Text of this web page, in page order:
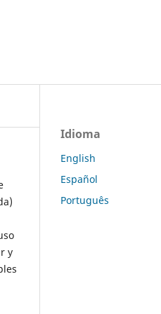
y
Idioma
English
Español
Português